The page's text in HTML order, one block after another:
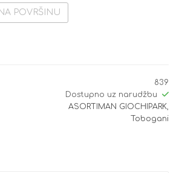
NA POVRŠINU
839
Dostupno uz narudžbu
ASORTIMAN GIOCHIPARK,
Tobogani